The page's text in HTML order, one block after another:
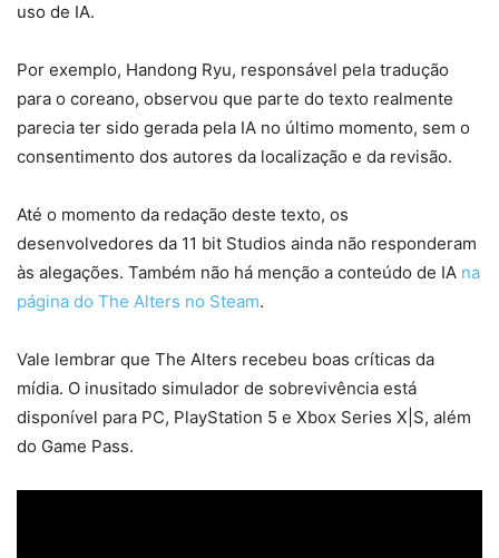
uso de IA.
Por exemplo, Handong Ryu, responsável pela tradução
para o coreano, observou que parte do texto realmente
parecia ter sido gerada pela IA no último momento, sem o
consentimento dos autores da localização e da revisão.
Até o momento da redação deste texto, os
desenvolvedores da 11 bit Studios ainda não responderam
às alegações. Também não há menção a conteúdo de IA na
página do The Alters no Steam.
Vale lembrar que The Alters recebeu boas críticas da
mídia. O inusitado simulador de sobrevivência está
disponível para PC, PlayStation 5 e Xbox Series X|S, além
do Game Pass.